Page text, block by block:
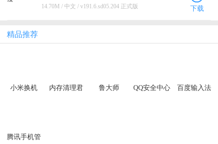
14.70M / 中文 / v191.6.sd05.204 正式版 下载
精品推荐
小米换机 内存清理君 鲁大师 QQ安全中心 百度输入法
腾讯手机管